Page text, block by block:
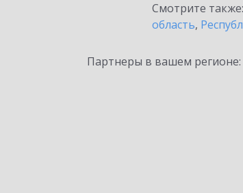
Смотрите также:
область,
Партнеры в вашем регионе: